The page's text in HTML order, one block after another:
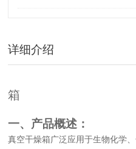
详细介绍
DZF系列
箱
一、产品概述：
真空干燥箱广泛应用于生物化学